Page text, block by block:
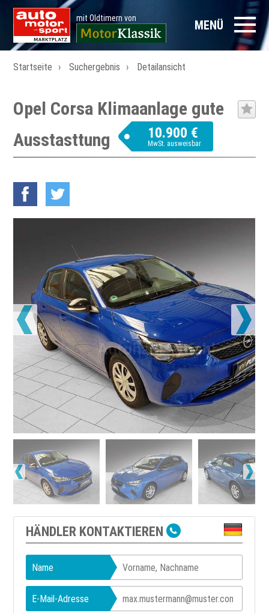
mit Oldtimern von MENÜ
Startseite Suchergebnis Detailansicht
Opel Corsa Klimaanlage gute
Ausstasttung
10.900 €
MwSt. ausweisbar
HÄNDLER KONTAKTIEREN
Name
E-Mail-Adresse